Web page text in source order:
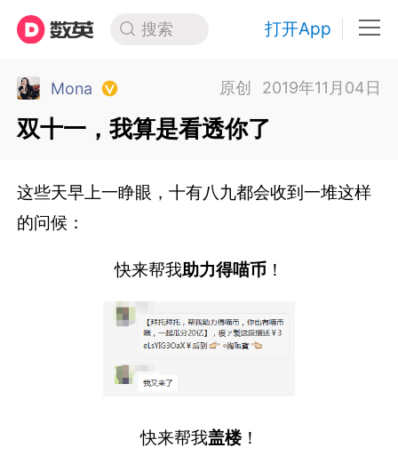
搜索 打开App
Mona 原创 2019年11月04日
双十一，我算是看透你了
这些天早上一睁眼，十有八九都会收到一堆这样
的问候：
快来帮我助力得喵币 ！
快来帮我盖楼！